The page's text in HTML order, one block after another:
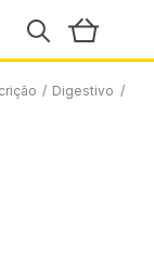
/ Digestivo /